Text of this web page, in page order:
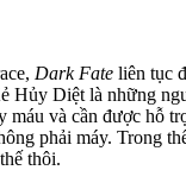
Dark Fate liên tục
Diệt là những
và cần được hỗ
phải máy. Trong
thôi.